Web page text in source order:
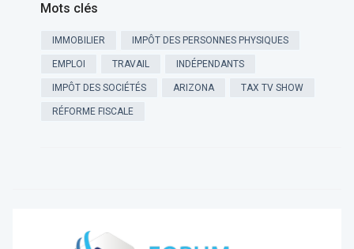
Mots clés
IMMOBILIER IMPÔT DES PERSONNES PHYSIQUES
EMPLOI TRAVAIL INDÉPENDANTS
IMPÔT DES SOCIÉTÉS ARIZONA TAX TV SHOW
RÉFORME FISCALE